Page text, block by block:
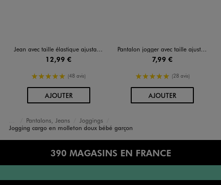
Jean avec taille élastique ajustable bébé garçon
12,99 €
5/5 de moyenne
(48 avis)
AJOUTERAU PANIER
Pantalon jogger avec taille ajustable bébé garçon
7,99 €
5/5 de moyenne
(28 avis)
AJOUTERAU PANIER
Accueil
Bébé
Vêtements Garçon
Pantalons, Jeans
Joggings
Jogging cargo en molleton doux bébé garçon
390 MAGASINS EN FRANCE